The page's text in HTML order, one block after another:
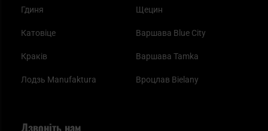
Гдиня
Катовіце
Краків
Лодзь Manufaktura
Щецин
Варшава Blue City
Варшава Tamka
Вроцлав Bielany
Дзвоніть нам